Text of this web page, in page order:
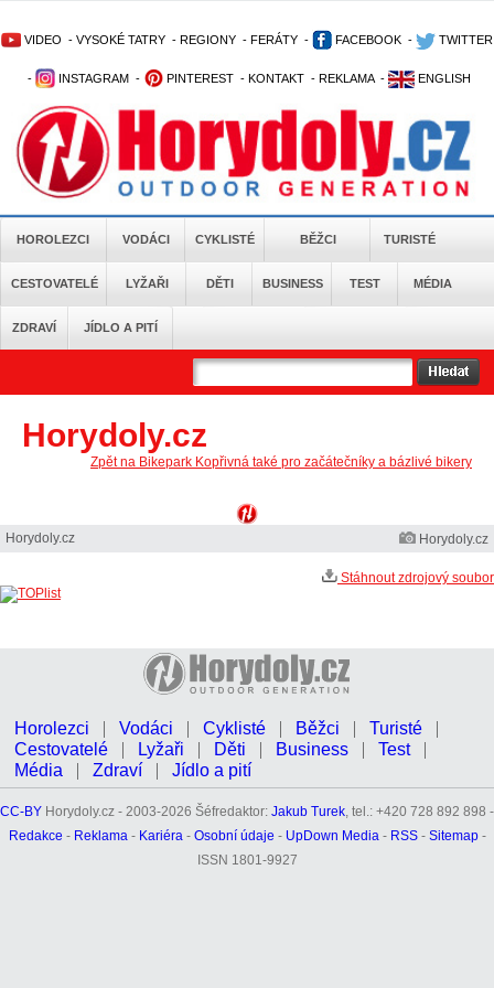
VIDEO - VYSOKÉ TATRY - REGIONY - FERÁTY - FACEBOOK - TWITTER
- INSTAGRAM - PINTEREST - KONTAKT - REKLAMA - ENGLISH
HOROLEZCI VODÁCI CYKLISTÉ BĚŽCI TURISTÉ
CESTOVATELÉ LYŽAŘI DĚTI BUSINESS TEST MÉDIA
ZDRAVÍ JÍDLO A PITÍ
Horydoly.cz
Zpět na Bikepark Kopřivná také pro začátečníky a bázlivé bikery
Horydoly.cz Horydoly.cz
Stáhnout zdrojový soubor
Horolezci Vodáci Cyklisté Běžci
Turisté
Cestovatelé
Lyžaři Děti Business
Test
Média
Zdraví Jídlo a pití
CC-BY Horydoly.cz - 2003-2026 Šéfredaktor: Jakub Turek, tel.: +420 728 892 898 -
Redakce - Reklama- Kariéra- Osobní údaje - UpDown Media- RSS- Sitemap-
ISSN 1801-9927